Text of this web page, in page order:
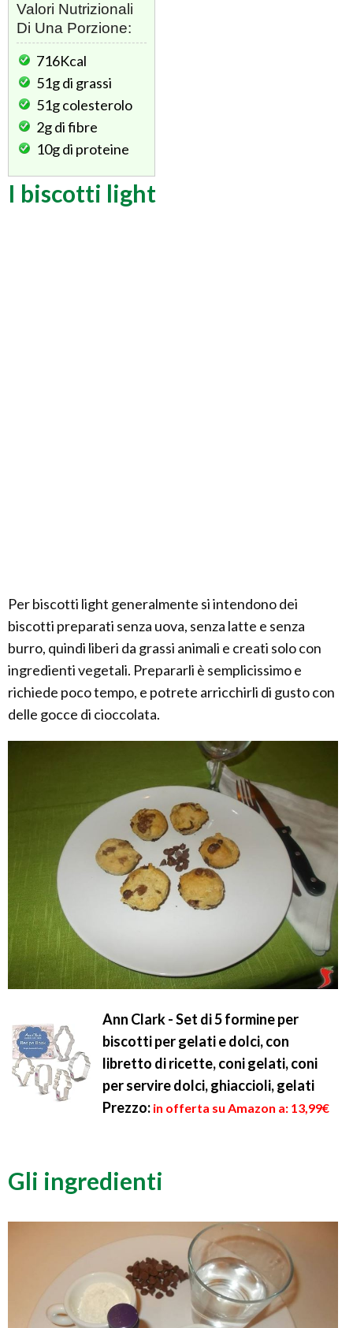
Valori Nutrizionali
Di Una Porzione:
716Kcal
51gdi grassi
51gcolesterolo
2gdi fibre
10gdi proteine
I biscotti light
Per biscotti light generalmente si intendono dei
biscotti preparati senza uova, senza latte e senza
burro, quindi liberi da grassi animali e creati solo con
ingredienti vegetali. Prepararli è semplicissimo e
richiede poco tempo, e potrete arricchirli di gusto con
delle gocce di cioccolata.
Ann Clark - Set di 5 formine per
biscotti per gelati e dolci, con
libretto di ricette, coni gelati, coni
per servire dolci, ghiaccioli, gelati
Prezzo: in offerta su Amazon a: 13,99€
Gli ingredienti